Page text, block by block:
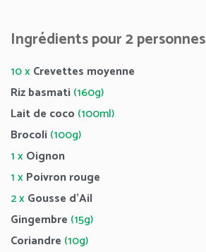
Ingrédients pour 2 personnes
10 xCrevettes moyenne
Riz basmati(160g)
Lait de coco (100ml)
Brocoli(100g)
1 xOignon
1 xPoivron rouge
2 xGousse d’Ail
Gingembre (15g)
Coriandre (10g)